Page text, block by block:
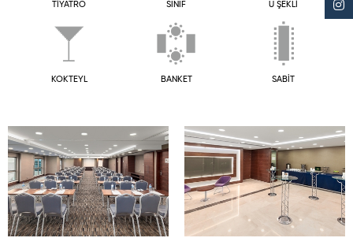
TİYATRO SINIF U ŞEKLİ
KOKTEYL BANKET SABİT